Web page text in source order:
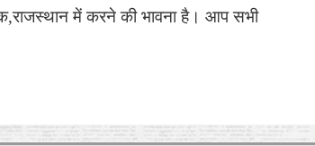
में करने की भावना है। आप सभी